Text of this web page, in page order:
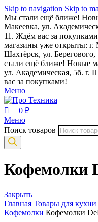
Skip to navigation Skip to
Мы стали ещё ближе!
Макеевка, ул.
11. Ждём вас за
магазины уже открыты: г.
Шахтёрск, ул.
стали ещё ближе! Новые
ул. Академическая, 5б. г.
вас за покупками!
Меню
0 ₽
Меню
Поиск товаров
Кофемолки
Закрыть
Главная Товары для кухни
Кофемолки Кофемолки